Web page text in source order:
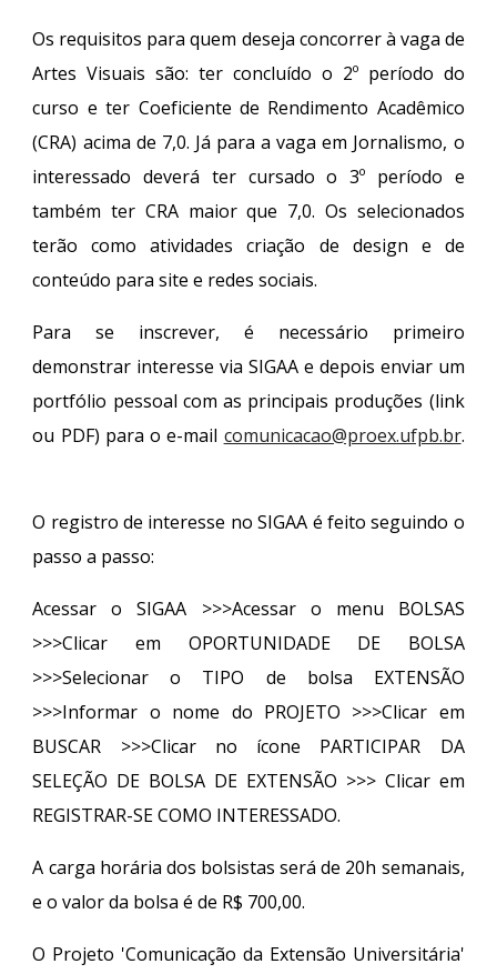
Os requisitos para quem deseja concorrer à vaga de
Artes Visuais são: ter concluído o 2º período do
curso e ter Coeficiente de Rendimento Acadêmico
(CRA) acima de 7,0. Já para a vaga em Jornalismo, o
interessado deverá ter cursado o 3º período e
também ter CRA maior que 7,0. Os selecionados
terão como atividades criação de design e de
conteúdo para site e redes sociais.
Para se inscrever, é necessário primeiro
demonstrar interesse via SIGAA e depois enviar um
portfólio pessoal com as principais produções (link
ou PDF) para o e-mail comunicacao@proex.ufpb.br.
O registro de interesse no SIGAA é feito seguindo o
passo a passo:
Acessar o SIGAA >>>Acessar o menu BOLSAS
>>>Clicar em OPORTUNIDADE DE BOLSA
>>>Selecionar o TIPO de bolsa EXTENSÃO
>>>Informar o nome do PROJETO >>>Clicar em
BUSCAR >>>Clicar no ícone PARTICIPAR DA
SELEÇÃO DE BOLSA DE EXTENSÃO >>> Clicar em
REGISTRAR-SE COMO INTERESSADO.
A carga horária dos bolsistas será de 20h semanais,
e o valor da bolsa é de R$ 700,00.
O Projeto 'Comunicação da Extensão Universitária'